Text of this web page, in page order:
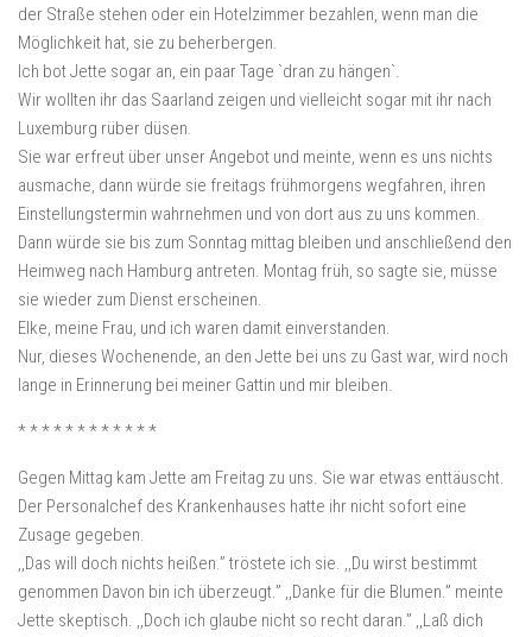
der Straße stehen oder ein Hotelzimmer bezahlen, wenn man die
Möglichkeit hat, sie zu beherbergen.
Ich bot Jette sogar an, ein paar Tage `dran zu hängen`.
Wir wollten ihr das Saarland zeigen und vielleicht sogar mit ihr nach
Luxemburg rüber düsen.
Sie war erfreut über unser Angebot und meinte, wenn es uns nichts
ausmache, dann würde sie freitags frühmorgens wegfahren, ihren
Einstellungstermin wahrnehmen und von dort aus zu uns kommen.
Dann würde sie bis zum Sonntag mittag bleiben und anschließend den
Heimweg nach Hamburg antreten. Montag früh, so sagte sie, müsse
sie wieder zum Dienst erscheinen.
Elke, meine Frau, und ich waren damit einverstanden.
Nur, dieses Wochenende, an den Jette bei uns zu Gast war, wird noch
lange in Erinnerung bei meiner Gattin und mir bleiben.
* * * * * * * * * * * *
Gegen Mittag kam Jette am Freitag zu uns. Sie war etwas enttäuscht.
Der Personalchef des Krankenhauses hatte ihr nicht sofort eine
Zusage gegeben.
,,Das will doch nichts heißen.” tröstete ich sie. ,,Du wirst bestimmt
genommen Davon bin ich überzeugt.” ,,Danke für die Blumen.” meinte
Jette skeptisch. ,,Doch ich glaube nicht so recht daran.” ,,Laß dich